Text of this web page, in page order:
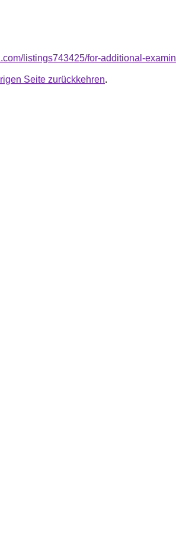
listings743425/for-additional-
Seite zurückkehren.